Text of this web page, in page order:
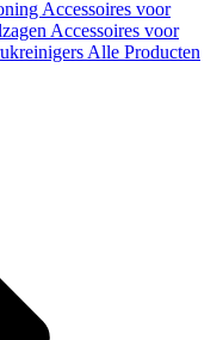
Accessoires voor
Accessoires voor
Alle Producten